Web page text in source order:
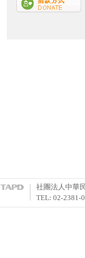
社團法人中華
TEL: 02-2381-